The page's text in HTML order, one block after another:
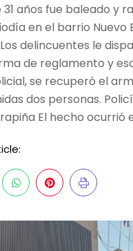
años fue baleado y
en el barrio Nuevo
delincuentes le
de reglamento y
se recuperó el
dos personas.
El hecho ocurrió